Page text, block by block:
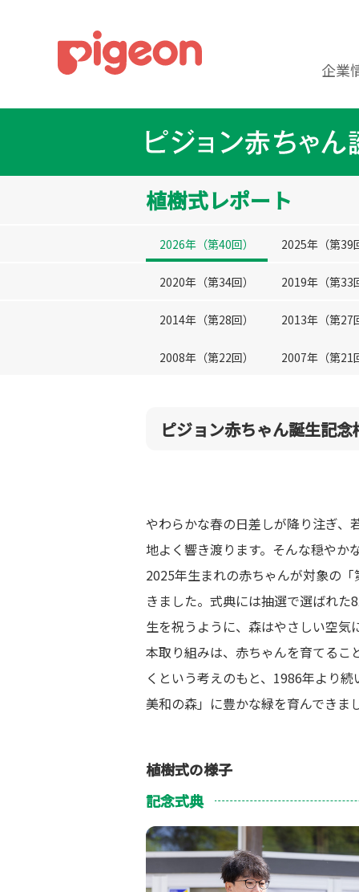
企業
植樹式レポート
2026年（第40回） 2025年（第39
2020年（第34回） 2019年（第33
2014年（第28回） 2013年（第27
2008年（第22回） 2007年（第21
ピジョン赤ちゃん誕生記
やわらかな春の日差しが降り注ぎ、
地よく響き渡ります。そんな穏やか
2025年生まれの赤ちゃんが対象の
きました。式典には抽選で選ばれ
生を祝うように、森はやさしい空気
本取り組みは、赤ちゃんを育てる
くという考えのもと、1986年より
美和の森」に豊かな緑を育んできま
植樹式の様子
記念式典